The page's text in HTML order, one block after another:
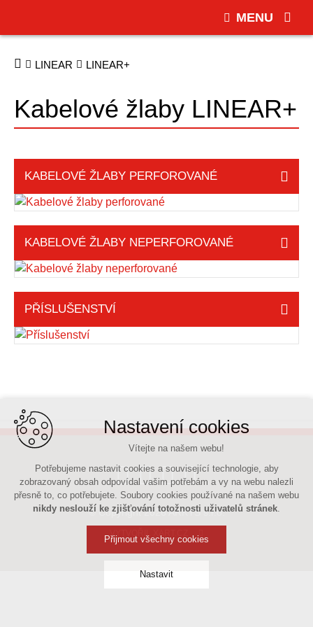
LINEAR LINEAR+
Kabelové žlaby LINEAR+
KABELOVÉ ŽLABY PERFOROVANÉ
KABELOVÉ ŽLABY NEPERFOROVANÉ
PŘÍSLUŠENSTVÍ
© Copyright 2026 ARKYS s.r.o.
VYTVOŘIL XART.CZ
MENU
Nastavení cookies
Vítejte na našem webu!
Potřebujeme nastavit cookies a související technologie, aby
zobrazovaný obsah odpovídal vašim potřebám a vy na webu nalezli
přesně to, co potřebujete. Soubory cookies používané na našem webu
nikdy neslouží ke zjišťování totožnosti uživatelů stránek.
Přijmout všechny cookies
Nastavit